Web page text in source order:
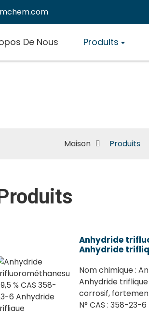
De Nous Produits
Maison Produits
Anhydride
Anhydride
Nom chimique :
Anhydride
corrosif,
N° CAS : 358-23-6